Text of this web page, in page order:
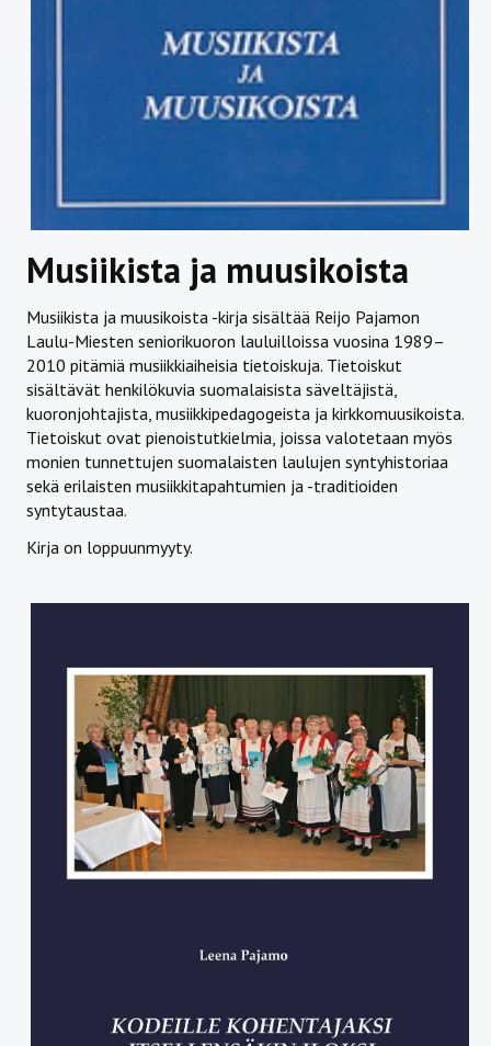
Musiikista ja muusikoista
Musiikista ja muusikoista -kirja sisältää Reijo Pajamon
Laulu-Miesten seniorikuoron lauluilloissa vuosina 1989–
2010 pitämiä musiikkiaiheisia tietoiskuja. Tietoiskut
sisältävät henkilökuvia suomalaisista säveltäjistä,
kuoronjohtajista, musiikkipedagogeista ja kirkkomuusikoista.
Tietoiskut ovat pienoistutkielmia, joissa valotetaan myös
monien tunnettujen suomalaisten laulujen syntyhistoriaa
sekä erilaisten musiikkitapahtumien ja -traditioiden
syntytaustaa.
Kirja on loppuunmyyty.